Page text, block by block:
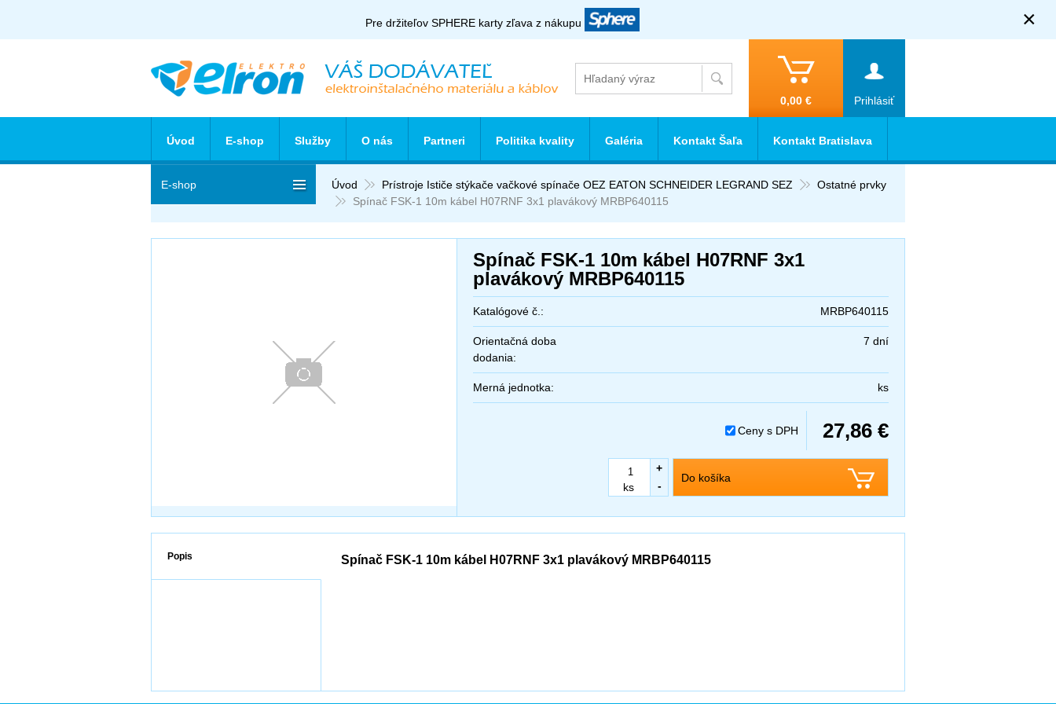
Pre držiteľov SPHERE karty zľava z nákupu ×
Prihlásiť
0,00 €
Úvod Prístroje Ističe stýkače vačkové spínače OEZ EATON SCHNEIDER LEGRAND SEZ
Ostatné prvky
Spínač FSK-1 10m kábel H07RNF 3x1 plavákový MRBP640115
Spínač FSK-1 10m kábel H07RNF 3x1
plavákový MRBP640115
Katalógové č.: MRBP640115
Orientačná doba
dodania:
7 dní
Merná jednotka: ks
Ceny s DPH 27,86 €
Do košíka
-
ks
+
Popis Spínač FSK-1 10m kábel H07RNF 3x1 plavákový MRBP640115
E-shop
Úvod E-shop Služby O nás Partneri Politika kvality Galéria Kontakt Šaľa Kontakt Bratislava